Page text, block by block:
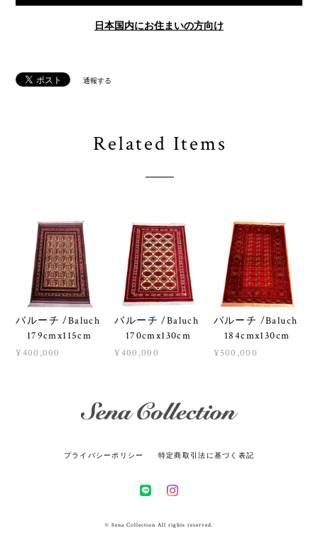
日本国内にお住まいの方向け
通報する
Related Items
バルーチ /Baluch
179cmx115cm
¥400,000
バルーチ /Baluch
170cmx130cm
¥400,000
バルーチ /Baluch
184cmx130cm
¥500,000
プライバシーポリシー 特定商取引法に基づく表記
© Sena Collection All rights reserved.